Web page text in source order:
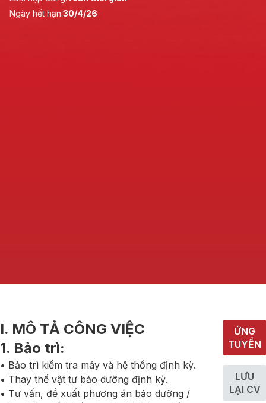
Ngày hết hạn:30/4/26
I. MÔ TẢ CÔNG VIỆC
1. Bảo trì:
• Bảo trì kiểm tra máy và hệ thống định kỳ.
• Thay thế vật tư bảo dưỡng định kỳ.
• Tư vấn, đề xuất phương án bảo dưỡng /
ỨNG
TUYỂN
LƯU
LẠI CV